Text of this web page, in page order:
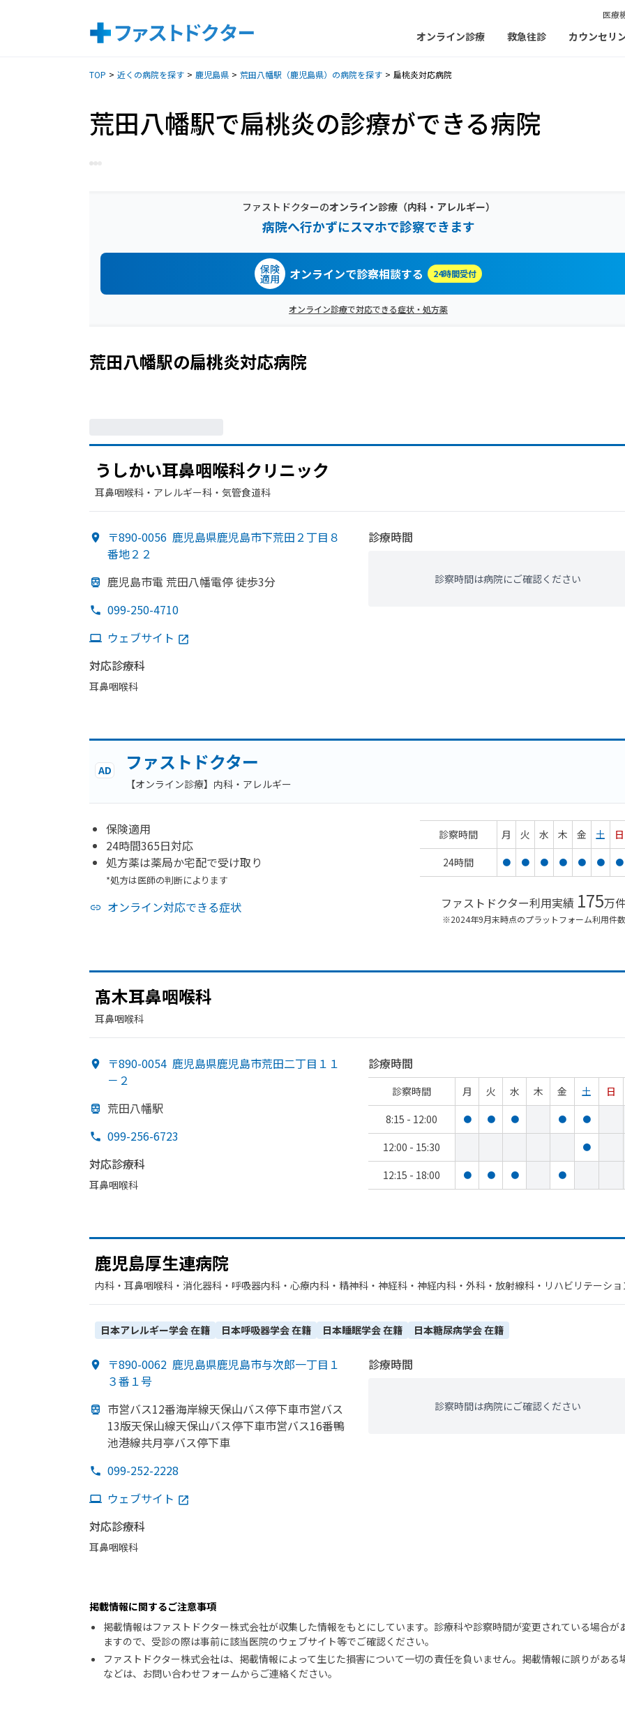
医療
オンライン診療 救急往診 カウンセリ
TOP 近くの病院を探す 鹿児島県 荒田八幡駅（鹿児島県）の病院を探す 扁桃炎対応病院
荒田八幡駅で扁桃炎の診療ができる病院
ファストドクターのオンライン診療（内科・アレルギー）
病院へ行かずにスマホで診察できます
保険
適用 オンラインで診察相談する 24時間受付
オンライン診療で対応できる症状・処方薬
荒田八幡駅の扁桃炎対応病院
うしかい耳鼻咽喉科クリニック
耳鼻咽喉科・​アレルギー科・​気管食道科
〒890-0056 鹿児島県鹿児島市下荒田２丁目８
番地２２
鹿児島市電 荒田八幡電停 徒歩3分
099-250-4710
ウェブサイト
対応診療科
耳鼻咽喉科
診療時間
診察時間は病院にご確認ください
AD ファストドクター
【オンライン診療】内科・アレルギー
保険適用
24時間365日対応
処方薬は薬局か宅配で受け取り
*処方は医師の判断によります
オンライン対応できる症状
診察時間 月 火 水 木 金 土
日
24時間
● ● ● ● ● ● ●
ファストドクター利用実績 175万
※2024年9月末時点のプラットフォーム利用件数
髙木耳鼻咽喉科
耳鼻咽喉科
〒890-0054 鹿児島県鹿児島市荒田二丁目１１
－２
荒田八幡駅
099-256-6723
対応診療科
耳鼻咽喉科
診療時間
診察時間 月 火 水 木 金 土
日
8:15 - 12:00
● ● ● ● ●
12:00 - 15:30 ●
12:15 - 18:00 ● ● ● ●
鹿児島厚生連病院
内科・​耳鼻咽喉科・​消化器科・​呼吸器内科・​心療内科・​精神科・神経科・​神経内科・​外科・​放射線科・​リハビリテーショ
日本アレルギー学会在籍 日本呼吸器学会在籍 日本睡眠学会在籍 日本糖尿病学会在籍
〒890-0062 鹿児島県鹿児島市与次郎一丁目１
３番１号
市営バス12番海岸線天保山バス停下車市営バス
13版天保山線天保山バス停下車市営バス16番鴨
池港線共月亭バス停下車
099-252-2228
ウェブサイト
対応診療科
耳鼻咽喉科
診療時間
診察時間は病院にご確認ください
掲載情報に関するご注意事項
掲載情報はファストドクター株式会社が収集した情報をもとにしています。診療科や診察時間が変更されている場合が
ますので、受診の際は事前に該当医院のウェブサイト等でご確認ください。
ファストドクター株式会社は、掲載情報によって生じた損害について一切の責任を負いません。掲載情報に誤りがある
などは、お問い合わせフォームからご連絡ください。